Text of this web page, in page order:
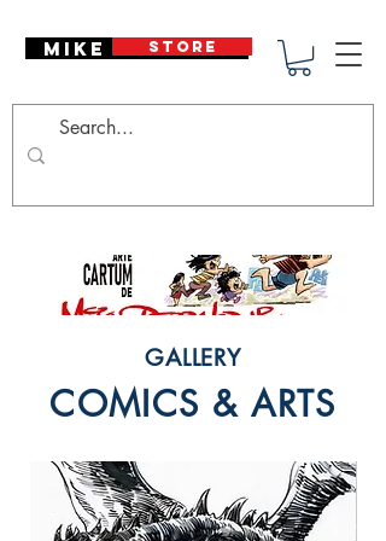
Mike Deodato
STORE
GALLERY
COMICS & ARTS